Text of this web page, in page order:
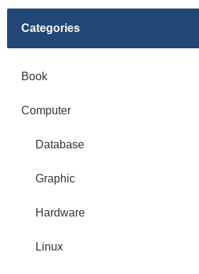
Categories
Book
Computer
Database
Graphic
Hardware
Linux